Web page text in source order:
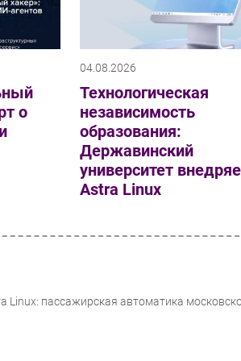
о
04.08.2026
Технологическая
независимость
образования:
Державинский
университет
Astra Linux
пассажирская автоматика